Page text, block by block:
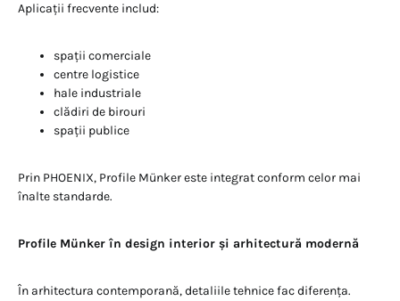
Aplicații frecvente includ:
spații comerciale
centre logistice
hale industriale
clădiri de birouri
spații publice
Prin PHOENIX, Profile Münker este integrat conform celor mai
înalte standarde.
Profile Münker în design interior și arhitectură modernă
În arhitectura contemporană, detaliile tehnice fac diferența.